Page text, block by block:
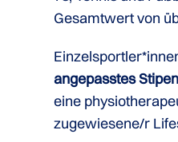
Gesamtwert von
angepasstes
eine
zugewiesene/r